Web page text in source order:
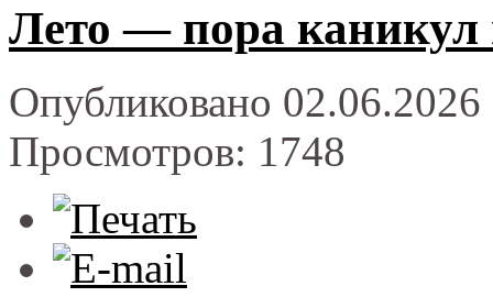
Лето — пора каникул
Опубликовано
Просмотров: 1748